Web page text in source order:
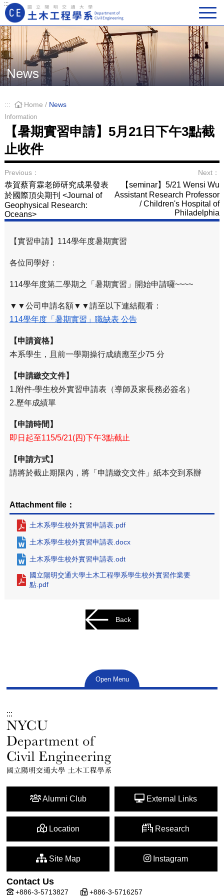
:::
Main Navigation
News
::: Home / News
Information
【暑期實習申請】5月21日下午3點截
止收件
Previous：
恭賀蔡育霖老師研究成果發表
於國際頂尖期刊 <Journal of
Geophysical Research:
Oceans>
Next：
【seminar】5/21 Wensi Wu
Assistant Research Professor
/ Children's Hospital of
Philadelphia
【實習申請】114學年度暑期實習
各位同學好：
114學年度第二學期之「暑期實習」開始申請囉~~~~
▼▼公司申請名額▼▼請至以下連結觀看：
114學年度「暑期實習」職缺表 公告
【申請資格】
本系學生，且前一學期操行成績應至少75 分
【申請繳交文件】
1.附件-學生校外實習申請表（導師及家長務必簽名）
2.歷年成績單
【申請時間】
即日起至115/5/21(四)下午3點截止
【申請方式】
請將於截止期限內，將「申請繳交文件」紙本交到系辦
Attachment file：
土木系學生校外實習申請表.pdf
土木系學生校外實習申請表.docx
土木系學生校外實習申請表.odt
國立陽明交通大學土木工程學系學生校外實習作業要
點.pdf
Back
Open Menu
:::
Alumni Club External Links
Location Research
Site Map Instagram
Contact Us
+886-3-5713827 +886-3-5716257